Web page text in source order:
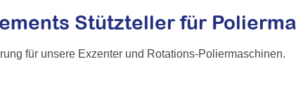
Stützteller für
für unsere Exzenter und Rotations-Poliermaschinen.